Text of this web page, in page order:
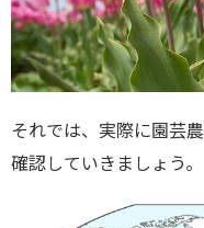
それでは、実際に園芸
確認していきましょう。